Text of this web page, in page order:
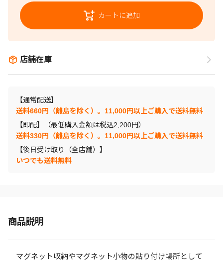
カートに追加
店舗在庫
【通常配送】
送料660円（離島を除く）。11,000円以上ご購入で送料無料
【即配】（最低購入金額は税込2,200円）
送料330円（離島を除く）。11,000円以上ご購入で送料無料
【後日受け取り（全店舗）】
いつでも送料無料
商品説明
マグネット収納やマグネット小物の貼り付け場所として